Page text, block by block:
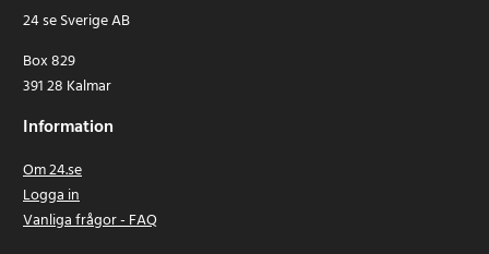
24 se Sverige AB
Box 829
391 28 Kalmar
Information
Om 24.se
Logga in
Vanliga frågor - FAQ